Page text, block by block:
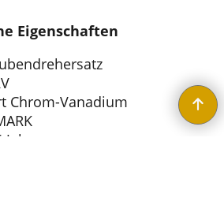
Eigenschaften
Chrom-Vanadium